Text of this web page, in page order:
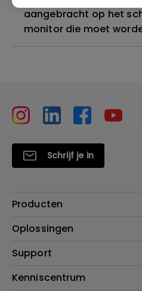
aangebracht op het
monitor die moet
Schrijf je in
Producten
Projectoren
Verlichting
Speakers
Oplossingen
Education
Support
Contact
Kenniscentrum